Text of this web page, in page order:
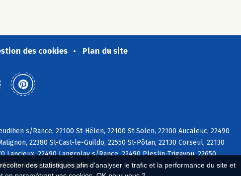
des statistiques afin d'analyser le trafic et la performance du site et
des cookies Plan du site
s/Rance, 22100 St-Hélen, 22100 St-Solen, 22100 Aucaleuc, 22490
22380 St-Cast-le-Guildo, 22550 St-Pôtan, 22130 Corseul, 22130
Lancieux, 22490 Langrolay s/Rance, 22490 Pleslin-Trigavou, 22650
Tréméreuc, 22490 Trigavou